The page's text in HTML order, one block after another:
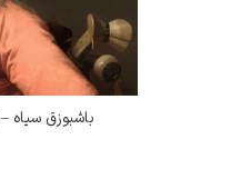
باشبوزق سیاه – ژان لئون ژروم